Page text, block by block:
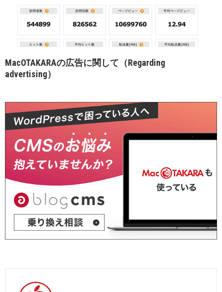
MacOTAKARAの広告に関して（Regarding
advertising）